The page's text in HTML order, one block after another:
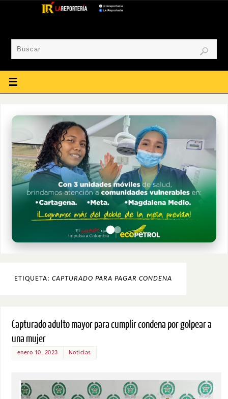
ETIQUETA: CAPTURADO PARA PAGAR CONDENA
Capturado adulto mayor para cumplir condena por golpear a
una mujer
enero 10, 2023 Noticias